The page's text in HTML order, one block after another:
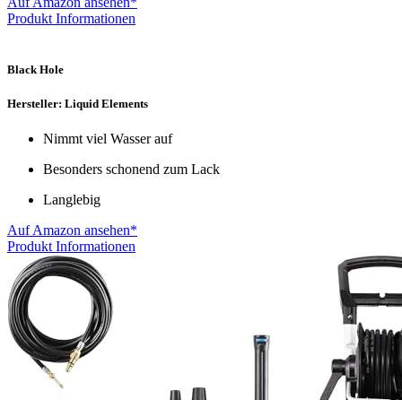
Produkt Informationen
Black Hole
Hersteller: Liquid Elements
Nimmt viel Wasser auf
Besonders schonend zum Lack
Langlebig
Auf Amazon ansehen*
Produkt Informationen